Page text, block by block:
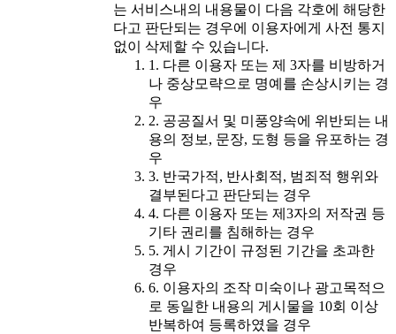
는 서비스내의 내용물이 다음 각호에 해당한
다고 판단되는 경우에 이용자에게 사전 통지
없이 삭제할 수 있습니다.
1. 다른 이용자 또는 제 3자를 비방하거
나 중상모략으로 명예를 손상시키는 경
우
2. 공공질서 및 미풍양속에 위반되는 내
용의 정보, 문장, 도형 등을 유포하는 경
우
3. 반국가적, 반사회적, 범죄적 행위와
결부된다고 판단되는 경우
4. 다른 이용자 또는 제3자의 저작권 등
기타 권리를 침해하는 경우
5. 게시 기간이 규정된 기간을 초과한
경우
6. 이용자의 조작 미숙이나 광고목적으
로 동일한 내용의 게시물을 10회 이상
반복하여 등록하였을 경우